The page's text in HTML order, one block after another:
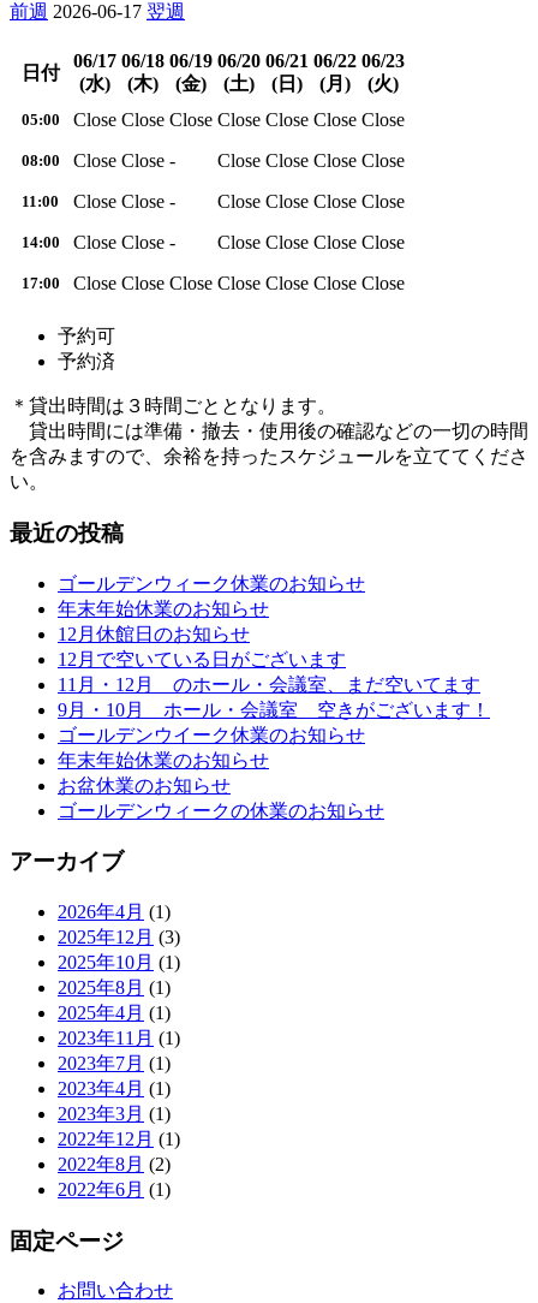
前週 2026-06-17 翌週
日付
06/17
(水)
06/18
(木)
06/19
(金)
06/20
(土)
06/21
(日)
06/22
(月)
06/23
(火)
05:00 Close Close Close Close Close Close Close
08:00 Close Close - Close Close Close Close
11:00 Close Close - Close Close Close Close
14:00 Close Close - Close Close Close Close
17:00 Close Close Close Close Close Close Close
予約可
予約済
＊貸出時間は３時間ごととなります。
貸出時間には準備・撤去・使用後の確認などの一切の時間
を含みますので、余裕を持ったスケジュールを立ててくださ
い。
最近の投稿
ゴールデンウィーク休業のお知らせ
年末年始休業のお知らせ
12月休館日のお知らせ
12月で空いている日がございます
11月・12月 のホール・会議室、まだ空いてます
9月・10月 ホール・会議室 空きがございます！
ゴールデンウイーク休業のお知らせ
年末年始休業のお知らせ
お盆休業のお知らせ
ゴールデンウィークの休業のお知らせ
アーカイブ
2026年4月 (1)
2025年12月 (3)
2025年10月 (1)
2025年8月 (1)
2025年4月 (1)
2023年11月 (1)
2023年7月 (1)
2023年4月 (1)
2023年3月 (1)
2022年12月 (1)
2022年8月 (2)
2022年6月 (1)
固定ページ
お問い合わせ